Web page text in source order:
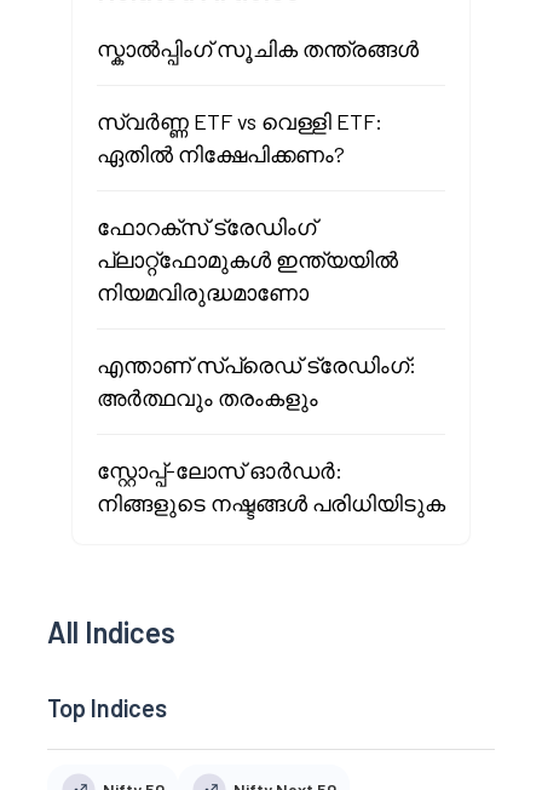
സ്കാൽപ്പിംഗ് സൂചിക തന്ത്രങ്ങൾ
സ്വർണ്ണ ETF vs വെള്ളി ETF:
ഏതിൽ നിക്ഷേപിക്കണം?
ഫോറക്സ് ട്രേഡിംഗ്
പ്ലാറ്റ്ഫോമുകൾ ഇന്ത്യയിൽ
നിയമവിരുദ്ധമാണോ
എന്താണ് സ്പ്രെഡ് ട്രേഡിംഗ്:
അർത്ഥവും തരംകളും
സ്റ്റോപ്പ്-ലോസ് ഓർഡർ:
നിങ്ങളുടെ നഷ്ടങ്ങൾ പരിധിയിടുക
All Indices
Top Indices